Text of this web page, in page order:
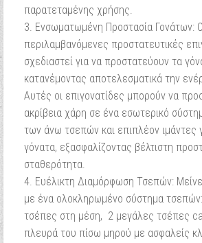
παρατεταμένης χρήσης.
Ενσωματωμένη Προστασία Γονάτων:
περιλαμβανόμενες προστατευτικές
σχεδιαστεί για να προστατεύουν τα
κατανέμοντας αποτελεσματικά την
Αυτές οι επιγονατίδες μπορούν να
ακρίβεια χάρη σε ένα εσωτερικό
των άνω τσεπών και επιπλέον
γόνατα, εξασφαλίζοντας βέλτιστη
σταθερότητα.
Ευέλικτη Διαμόρφωση Τσεπών:
με ένα ολοκληρωμένο σύστημα
τσέπες στη μέση, 2 μεγάλες τσέπες
πλευρά του πίσω μηρού με ασφαλείς